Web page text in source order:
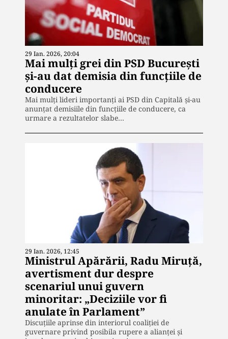
29 Ian. 2026, 20:04
Mai mulți grei din PSD București
și-au dat demisia din funcțiile de
conducere
Mai mulți lideri importanți ai PSD din Capitală și-au
anunțat demisiile din funcțiile de conducere, ca
urmare a rezultatelor slabe…
29 Ian. 2026, 12:45
Ministrul Apărării, Radu Miruță,
avertisment dur despre
scenariul unui guvern
minoritar: „Deciziile vor fi
anulate în Parlament”
Discuțiile aprinse din interiorul coaliției de
guvernare privind posibila rupere a alianței și